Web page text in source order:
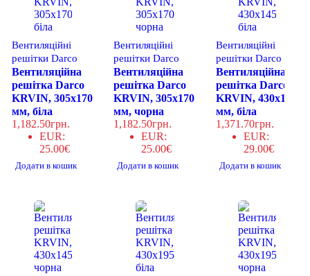
Вентиляційні
решітки Darco
Вентиляційна
решітка Darco
KRVIN, 305x170
мм, біла
1,182.50грн.
EUR:
25.00€
Додати в кошик
Вентиляційні
решітки Darco
Вентиляційна
решітка Darco
KRVIN, 305x170
мм, чорна
1,182.50грн.
EUR:
25.00€
Додати в кошик
Вентиляційні
решітки Darco
Вентиляційна
решітка Darco
KRVIN, 430x145
мм, біла
1,371.70грн.
EUR:
29.00€
Додати в кошик